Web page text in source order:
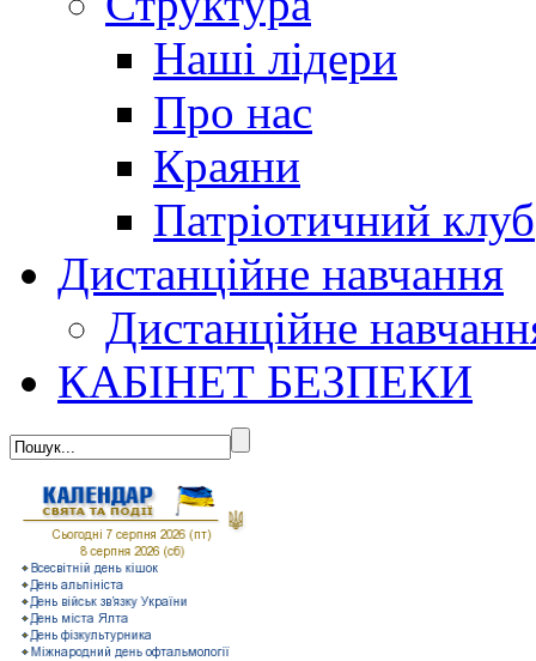
Наші лідери
Про нас
Краяни
Патріотичний клуб
Дистанційне навчання
Дистанційне
КАБІНЕТ БЕЗПЕКИ